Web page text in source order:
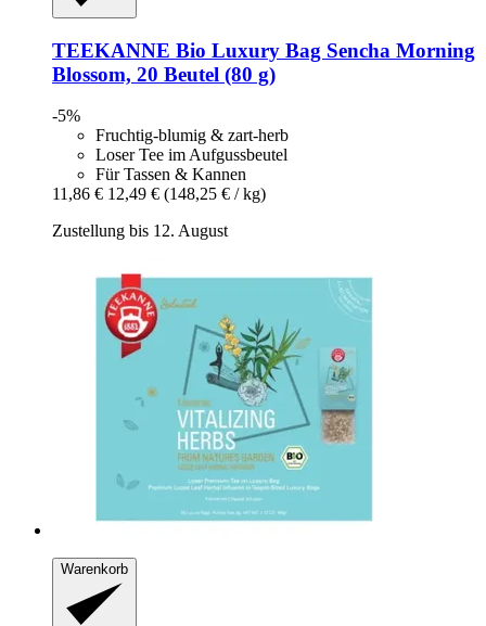
TEEKANNE Bio Luxury Bag Sencha Morning
Blossom, 20 Beutel (80 g)
-5%
Fruchtig-blumig & zart-herb
Loser Tee im Aufgussbeutel
Für Tassen & Kannen
11,86 € 12,49 € (148,25 € / kg)
Zustellung bis 12. August
Warenkorb